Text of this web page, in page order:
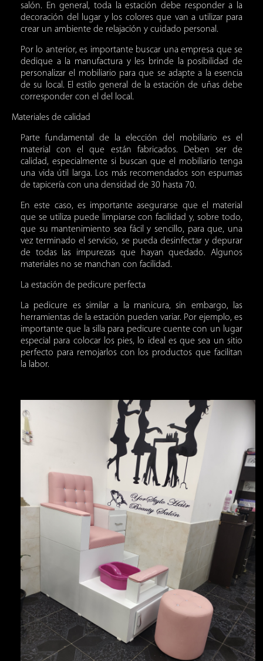
salón. En general, toda la estación debe responder a la
decoración del lugar y los colores que van a utilizar para
crear un ambiente de relajación y cuidado personal.
Por lo anterior, es importante buscar una empresa que se
dedique a la manufactura y les brinde la posibilidad de
personalizar el mobiliario para que se adapte a la esencia
de su local. El estilo general de la estación de uñas debe
corresponder con el del local.
Materiales de calidad
Parte fundamental de la elección del mobiliario es el
material con el que están fabricados. Deben ser de
calidad, especialmente si buscan que el mobiliario tenga
una vida útil larga. Los más recomendados son espumas
de tapicería con una densidad de 30 hasta 70.
En este caso, es importante asegurarse que el material
que se utiliza puede limpiarse con facilidad y, sobre todo,
que su mantenimiento sea fácil y sencillo, para que, una
vez terminado el servicio, se pueda desinfectar y depurar
de todas las impurezas que hayan quedado. Algunos
materiales no se manchan con facilidad.
La estación de pedicure perfecta
La pedicure es similar a la manicura, sin embargo, las
herramientas de la estación pueden variar. Por ejemplo, es
importante que la silla para pedicure cuente con un lugar
especial para colocar los pies, lo ideal es que sea un sitio
perfecto para remojarlos con los productos que facilitan
la labor.